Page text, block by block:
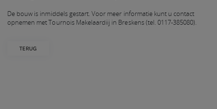
De bouw is inmiddels gestart. Voor meer informatie kunt u contact
opnemen met Tournois Makelaardiij in Breskens (tel. 0117-385080).
TERUG